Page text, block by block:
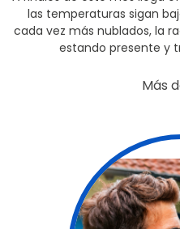
las temperaturas sigan
cada vez más nublados, la
estando presente y
Más